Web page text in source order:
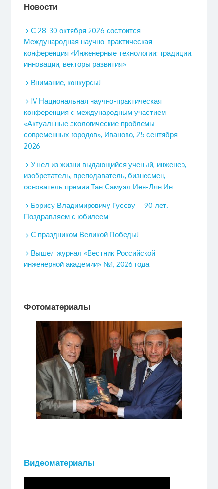
Новости
С 28-30 октября 2026 состоится
Международная научно-практическая
конференция «Инженерные технологии: традиции,
инновации, векторы развития»
Внимание, конкурсы!
IV Национальная научно-практическая
конференция с международным участием
«Актуальные экологические проблемы
современных городов», Иваново, 25 сентября
2026
Ушел из жизни выдающийся ученый, инженер,
изобретатель, преподаватель, бизнесмен,
основатель премии Тан Самуэл Иен-Лян Ин
Борису Владимировичу Гусеву – 90 лет.
Поздравляем с юбилеем!
С праздником Великой Победы!
Вышел журнал «Вестник Российской
инженерной академии» №1, 2026 года
Фотоматериалы
Видеоматериалы